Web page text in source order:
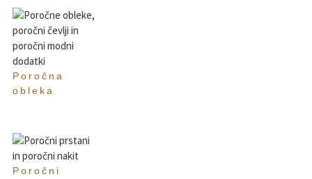
Poročna
obleka
Poročni